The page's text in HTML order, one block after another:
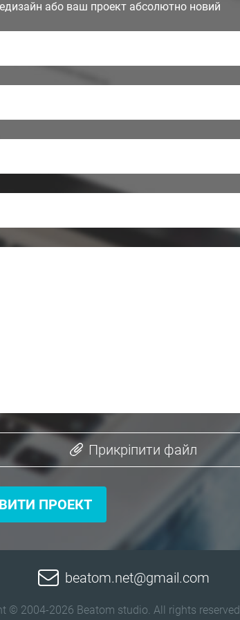
або ваш проект абсолютно новий
Прикріпити файл
ПРОЕКТ
beatom.net@gmail.com
© 2004-2026 Beatom studio. All rights reserved.